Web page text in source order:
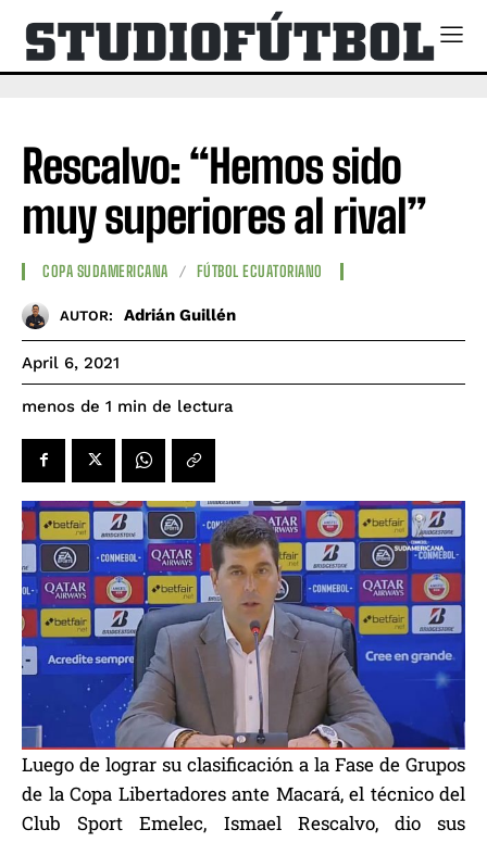
Rescalvo: “Hemos sido
muy superiores al rival”
COPA SUDAMERICANA FÚTBOL ECUATORIANO
AUTOR: Adrián Guillén
April 6, 2021
menos de 1 min de lectura
Luego de lograr su clasificación a la Fase de Grupos
de la Copa Libertadores ante Macará, el técnico del
Club Sport Emelec, Ismael Rescalvo, dio sus